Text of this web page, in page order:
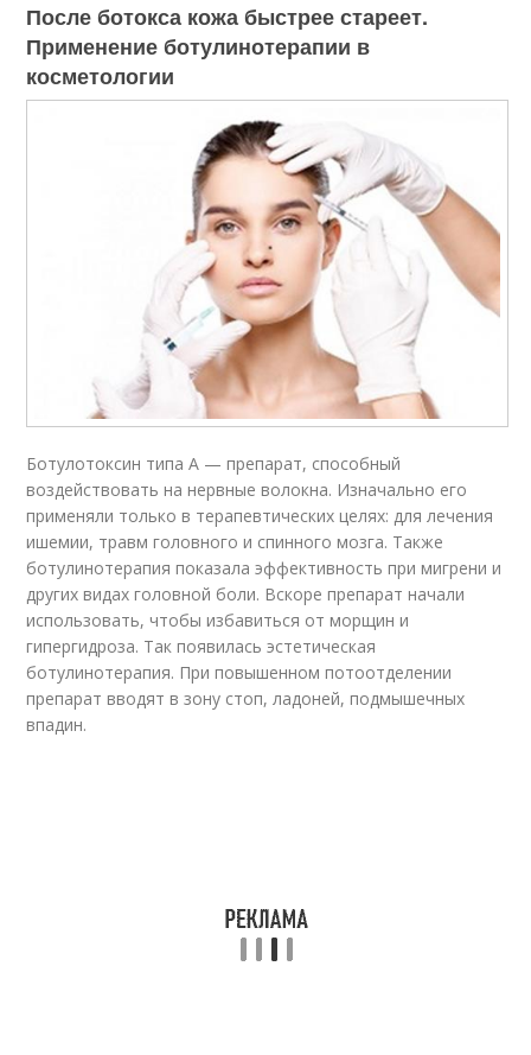
После ботокса кожа быстрее стареет.
Применение ботулинотерапии в
косметологии
Ботулотоксин типа А — препарат, способный
воздействовать на нервные волокна. Изначально его
применяли только в терапевтических целях: для лечения
ишемии, травм головного и спинного мозга. Также
ботулинотерапия показала эффективность при мигрени и
других видах головной боли. Вскоре препарат начали
использовать, чтобы избавиться от морщин и
гипергидроза. Так появилась эстетическая
ботулинотерапия. При повышенном потоотделении
препарат вводят в зону стоп, ладоней, подмышечных
впадин.